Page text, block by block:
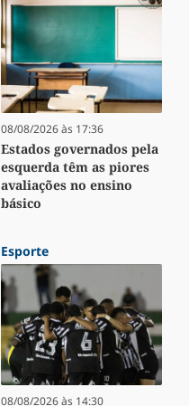
08/08/2026 às 17:36
Estados governados pela
esquerda têm as piores
avaliações no ensino
básico
Esporte
08/08/2026 às 14:30